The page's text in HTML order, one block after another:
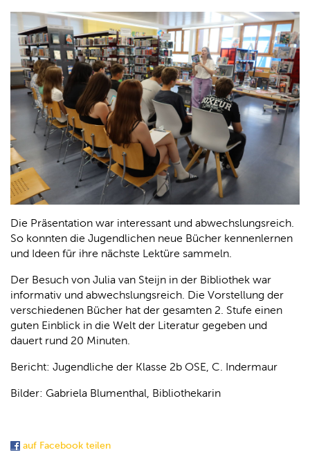
Die Präsentation war interessant und abwechslungsreich.
So konnten die Jugendlichen neue Bücher kennenlernen
und Ideen für ihre nächste Lektüre sammeln.
Der Besuch von Julia van Steijn in der Bibliothek war
informativ und abwechslungsreich. Die Vorstellung der
verschiedenen Bücher hat der gesamten 2. Stufe einen
guten Einblick in die Welt der Literatur gegeben und
dauert rund 20 Minuten.
Bericht: Jugendliche der Klasse 2b OSE, C. Indermaur
Bilder: Gabriela Blumenthal, Bibliothekarin
auf Facebook teilen